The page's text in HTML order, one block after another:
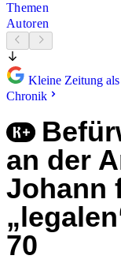
Themen
Autoren
Kleine Zeitung
Chronik
an der
Johann
70